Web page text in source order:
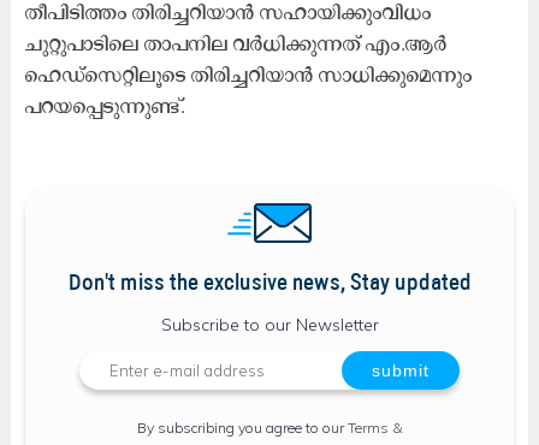
തീപിടിത്തം തിരിച്ചറിയാന്‍ സഹായിക്കുംവിധം
ചുറ്റുപാടിലെ താപനില വര്‍ധിക്കുന്നത് എം.ആർ
ഹെഡ്സെറ്റിലൂടെ തിരിച്ചറിയാന്‍ സാധിക്കുമെന്നും
പറയപ്പെടുന്നുണ്ട്.
Don't miss the exclusive news, Stay updated
Subscribe to our Newsletter
By subscribing you agree to ourTerms &